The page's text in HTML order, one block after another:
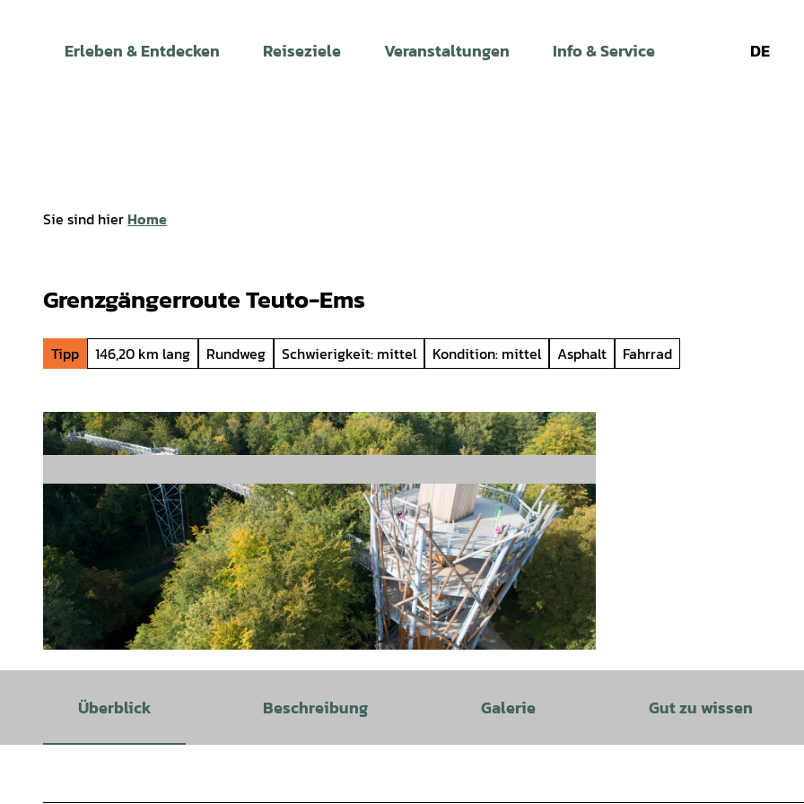
Erleben & Entdecken Reiseziele Veranstaltungen Info & Service DE
Sie sind hierHome
Grenzgängerroute Teuto-Ems
Tipp 146,20 km lang Rundweg Schwierigkeit: mittel Kondition: mittel Asphalt Fahrrad
Überblick Beschreibung Galerie Gut zu wissen